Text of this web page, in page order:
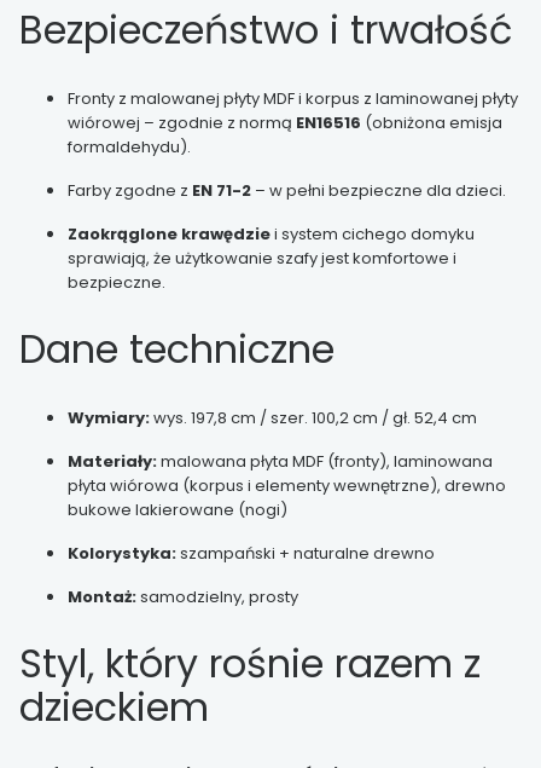
Bezpieczeństwo i trwałość
Fronty z malowanej płyty MDF i korpus z laminowanej płyty
wiórowej – zgodnie z normą EN16516 (obniżona emisja
formaldehydu).
Farby zgodne z EN 71-2 – w pełni bezpieczne dla dzieci.
Zaokrąglone krawędziei system cichego domyku
sprawiają, że użytkowanie szafy jest komfortowe i
bezpieczne.
Dane techniczne
Wymiary:wys. 197,8 cm / szer. 100,2 cm / gł. 52,4 cm
Materiały:malowana płyta MDF (fronty), laminowana
płyta wiórowa (korpus i elementy wewnętrzne), drewno
bukowe lakierowane (nogi)
Kolorystyka:szampański + naturalne drewno
Montaż:samodzielny, prosty
Styl, który rośnie razem z
dzieckiem